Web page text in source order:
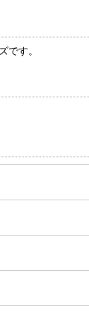
です。